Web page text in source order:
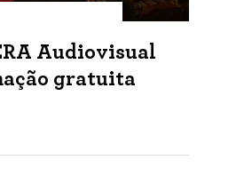
Audiovisual
gratuita